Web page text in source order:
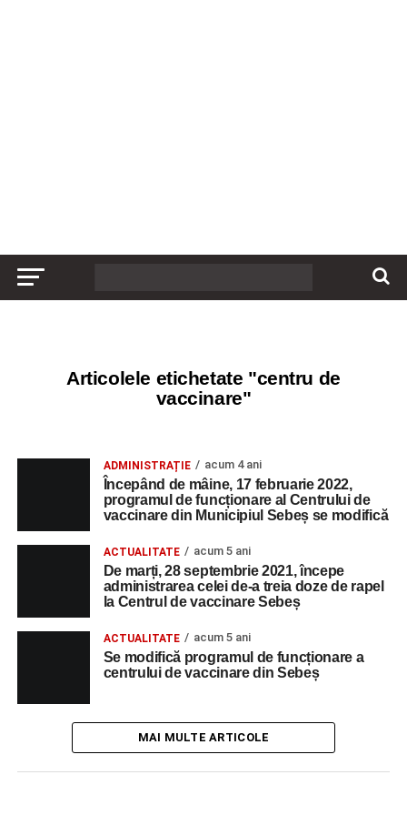
Articolele etichetate "centru de
vaccinare"
ADMINISTRAȚIE acum 4 ani
Începând de mâine, 17 februarie 2022,
programul de funcționare al Centrului de
vaccinare din Municipiul Sebeș se modifică
ACTUALITATE acum 5 ani
De marți, 28 septembrie 2021, începe
administrarea celei de-a treia doze de rapel
la Centrul de vaccinare Sebeș
ACTUALITATE acum 5 ani
Se modifică programul de funcționare a
centrului de vaccinare din Sebeș
MAI MULTE ARTICOLE